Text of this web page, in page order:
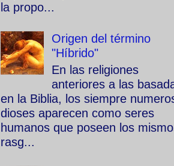
la propo...
Origen del término
"Híbrido"
En las religiones
anteriores a las
en la Biblia, los siempre
dioses aparecen como seres
humanos que poseen los
rasg...